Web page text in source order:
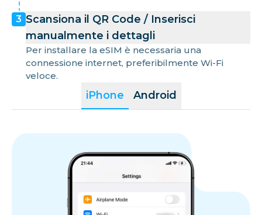
iPhone Android
3 Scansiona il QR Code / Inserisci
manualmente i dettagli
Per installare la eSIM è necessaria una
connessione internet, preferibilmente Wi-Fi
veloce.